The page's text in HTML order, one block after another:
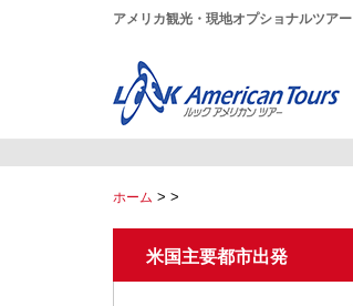
アメリカ観光・現地オプショナルツアー
ホーム > >
米国主要都市出発